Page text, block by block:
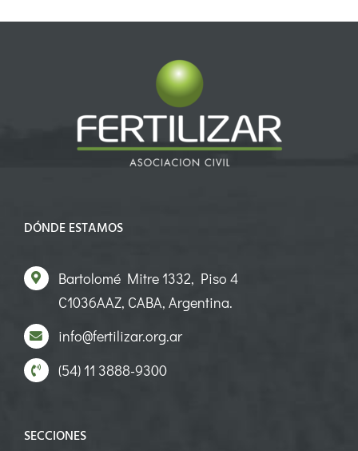
DÓNDE ESTAMOS
Bartolomé Mitre 1332, Piso 4
C1036AAZ, CABA, Argentina.
info@fertilizar.org.ar
(54) 11 3888-9300
SECCIONES